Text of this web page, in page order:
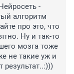
-
алгоритм
про это, что
Ну и так-то
мозга тоже
не такие уж и